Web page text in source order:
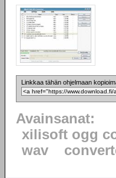
Linkkaa tähän ohjelmaan
Avainsanat:
xilisoft ogg
wav